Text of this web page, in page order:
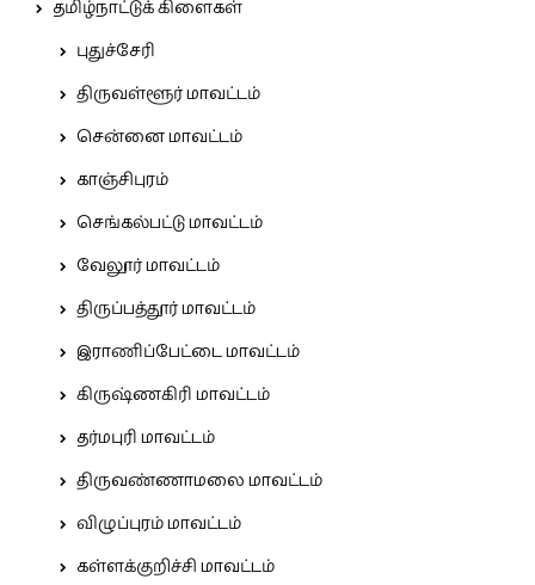
தமிழ்நாட்டுக் கிளைகள்
புதுச்சேரி
திருவள்ளூர் மாவட்டம்
சென்னை மாவட்டம்
காஞ்சிபுரம்
செங்கல்பட்டு மாவட்டம்
வேலூர் மாவட்டம்
திருப்பத்தூர் மாவட்டம்
இராணிப்பேட்டை மாவட்டம்
கிருஷ்ணகிரி மாவட்டம்
தர்மபுரி மாவட்டம்
திருவண்ணாமலை மாவட்டம்
விழுப்புரம் மாவட்டம்
கள்ளக்குறிச்சி மாவட்டம்